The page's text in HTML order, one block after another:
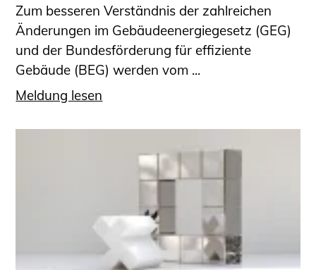
Ingenieurakademie West
Zum besseren Verständnis der zahlreichen
Änderungen im Gebäudeenergiegesetz (GEG)
und der Bundesförderung für effiziente
Gebäude (BEG) werden vom ...
Meldung lesen